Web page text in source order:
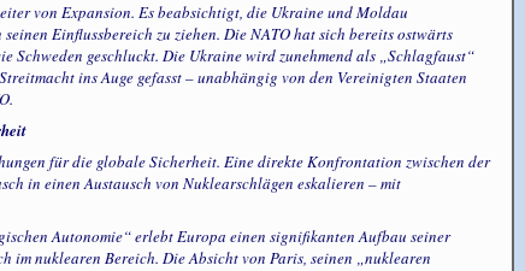
von Expansion. Es beabsichtigt, die Ukraine und Moldau
Einflussbereich zu ziehen. Die NATO hat sich bereits ostwärts
Schweden geschluckt. Die Ukraine wird zunehmend als „Schlagfaust“
ins Auge gefasst – unabhängig von den Vereinigten Staaten
für die globale Sicherheit. Eine direkte Konfrontation zwischen der
in einen Austausch von Nuklearschlägen eskalieren – mit
Autonomie“ erlebt Europa einen signifikanten Aufbau seiner
im nuklearen Bereich. Die Absicht von Paris, seinen „nuklearen